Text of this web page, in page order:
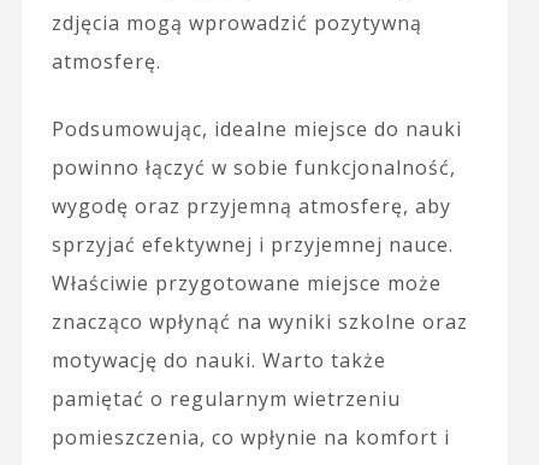
zdjęcia mogą wprowadzić pozytywną
atmosferę.
Podsumowując, idealne miejsce do nauki
powinno łączyć w sobie funkcjonalność,
wygodę oraz przyjemną atmosferę, aby
sprzyjać efektywnej i przyjemnej nauce.
Właściwie przygotowane miejsce może
znacząco wpłynąć na wyniki szkolne oraz
motywację do nauki. Warto także
pamiętać o regularnym wietrzeniu
pomieszczenia, co wpłynie na komfort i